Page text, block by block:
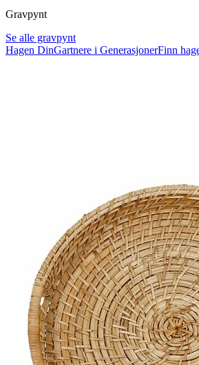
Gravpynt
Se alle gravpynt
Hagen DinGartnere i GenerasjonerFinn